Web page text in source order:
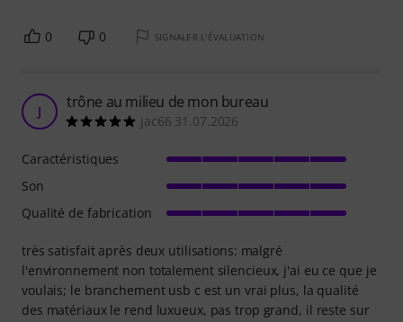
0 0 SIGNALER L'ÉVALUATION
J trône au milieu de mon bureau
jac66 31.07.2026
très satisfait après deux utilisations: malgré
l'environnement non totalement silencieux, j'ai eu ce que je
voulais; le branchement usb c est un vrai plus, la qualité
des matériaux le rend luxueux, pas trop grand, il reste sur
Caractéristiques
Son
Qualité de fabrication